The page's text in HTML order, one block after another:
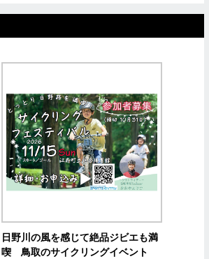
日野川の風を感じて絶品ジビエも満
喫 鳥取のサイクリングイベント